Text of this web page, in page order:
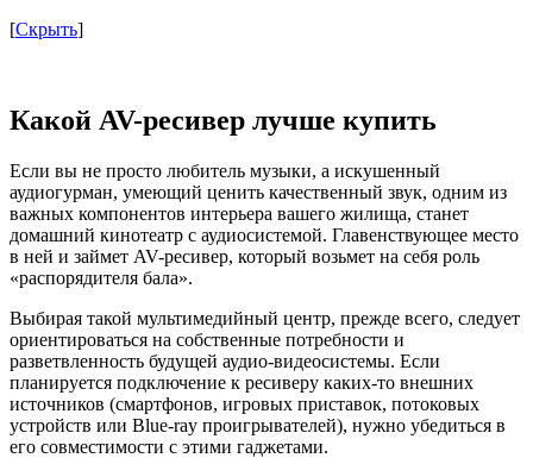
[Скрыть]
Какой AV-ресивер лучше купить
Если вы не просто любитель музыки, а искушенный
аудиогурман, умеющий ценить качественный звук, одним из
важных компонентов интерьера вашего жилища, станет
домашний кинотеатр с аудиосистемой. Главенствующее место
в ней и займет AV-ресивер, который возьмет на себя роль
«распорядителя бала».
Выбирая такой мультимедийный центр, прежде всего, следует
ориентироваться на собственные потребности и
разветвленность будущей аудио-видеосистемы. Если
планируется подключение к ресиверу каких-то внешних
источников (смартфонов, игровых приставок, потоковых
устройств или Blue-ray проигрывателей), нужно убедиться в
его совместимости с этими гаджетами.